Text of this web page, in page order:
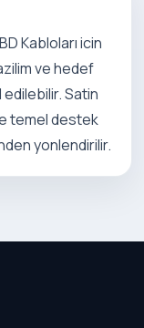
Kabloları icin
ve hedef
Satin
temel destek
yonlendirilir.